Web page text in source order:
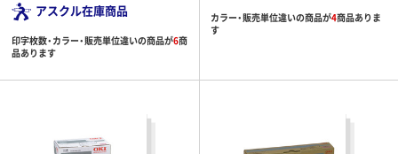
アスクル在庫商品
印字枚数・カラー・販売単位違いの商品が6商
品あります
カラー・販売単位違いの商品が4商品ありま
す